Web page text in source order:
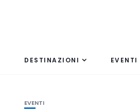
DESTINAZIONI EVENTI
EVENTI